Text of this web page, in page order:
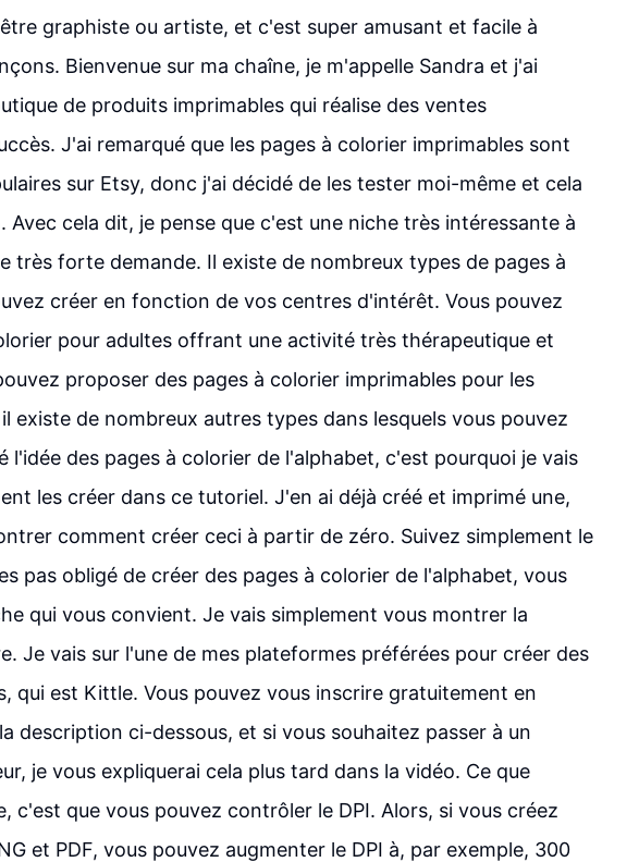
graphiste ou artiste, et c'est super amusant et facile à
Bienvenue sur ma chaîne, je m'appelle Sandra et j'ai
de produits imprimables qui réalise des ventes
J'ai remarqué que les pages à colorier imprimables sont
sur Etsy, donc j'ai décidé de les tester moi-même et cela
cela dit, je pense que c'est une niche très intéressante à
très forte demande. Il existe de nombreux types de pages à
créer en fonction de vos centres d'intérêt. Vous pouvez
pour adultes offrant une activité très thérapeutique et
proposer des pages à colorier imprimables pour les
existe de nombreux autres types dans lesquels vous pouvez
l'idée des pages à colorier de l'alphabet, c'est pourquoi je vais
les créer dans ce tutoriel. J'en ai déjà créé et imprimé une,
comment créer ceci à partir de zéro. Suivez simplement le
pas obligé de créer des pages à colorier de l'alphabet, vous
qui vous convient. Je vais simplement vous montrer la
Je vais sur l'une de mes plateformes préférées pour créer des
qui est Kittle. Vous pouvez vous inscrire gratuitement en
description ci-dessous, et si vous souhaitez passer à un
je vous expliquerai cela plus tard dans la vidéo. Ce que
c'est que vous pouvez contrôler le DPI. Alors, si vous créez
et PDF, vous pouvez augmenter le DPI à, par exemple, 300